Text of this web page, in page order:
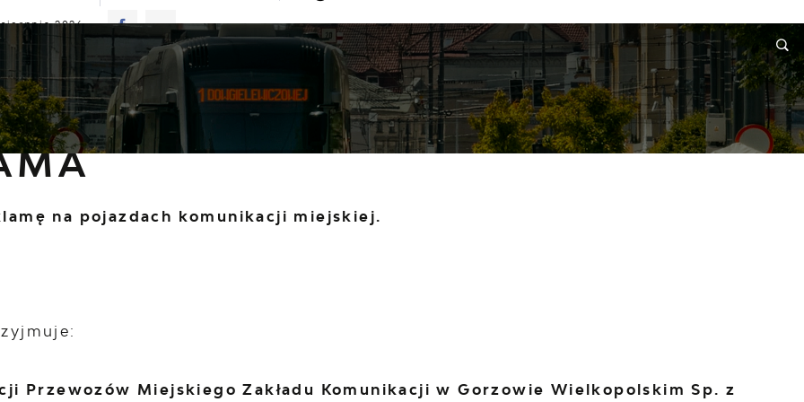
2026
KOMUNIKATY NASZA OFERTA INFORMACJE WNIOSKI I REKLAMACJE KONTAKT
oferta Reklama
na pojazdach komunikacji miejskiej.
Przewozów Miejskiego Zakładu Komunikacji w Gorzowie Wielkopolskim Sp. z